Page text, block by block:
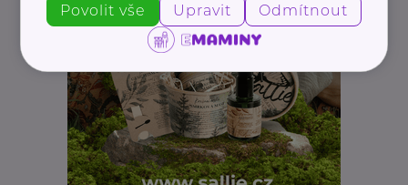
Povolit vše Upravit Odmítnout